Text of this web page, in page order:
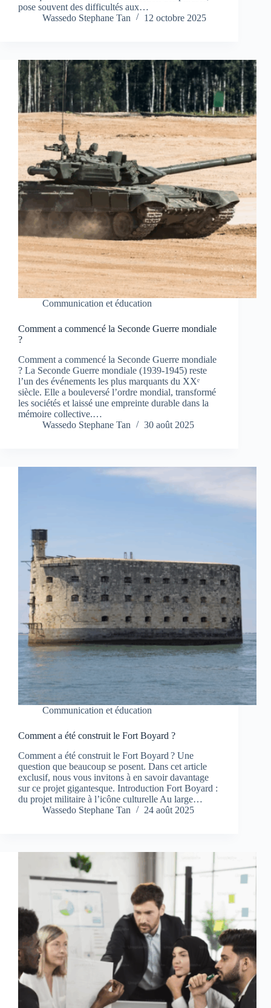
pose souvent des difficultés aux…
Wassedo Stephane Tan
12 octobre 2025
Communication et éducation
Comment a commencé la Seconde Guerre mondiale
?
Comment a commencé la Seconde Guerre mondiale
? La Seconde Guerre mondiale (1939-1945) reste
l’un des événements les plus marquants du XXᵉ
siècle. Elle a bouleversé l’ordre mondial, transformé
les sociétés et laissé une empreinte durable dans la
mémoire collective.…
Wassedo Stephane Tan
30 août 2025
Communication et éducation
Comment a été construit le Fort Boyard ?
Comment a été construit le Fort Boyard ? Une
question que beaucoup se posent. Dans cet article
exclusif, nous vous invitons à en savoir davantage
sur ce projet gigantesque. Introduction Fort Boyard :
du projet militaire à l’icône culturelle Au large…
Wassedo Stephane Tan
24 août 2025